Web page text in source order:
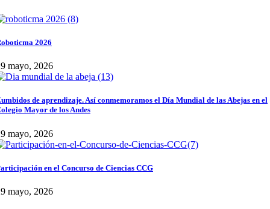
2026
mayo, 2026
de aprendizaje. Así conmemoramos el Día Mundial de las Abejas en el
Mayor de los Andes
mayo, 2026
en el Concurso de Ciencias CCG
mayo, 2026